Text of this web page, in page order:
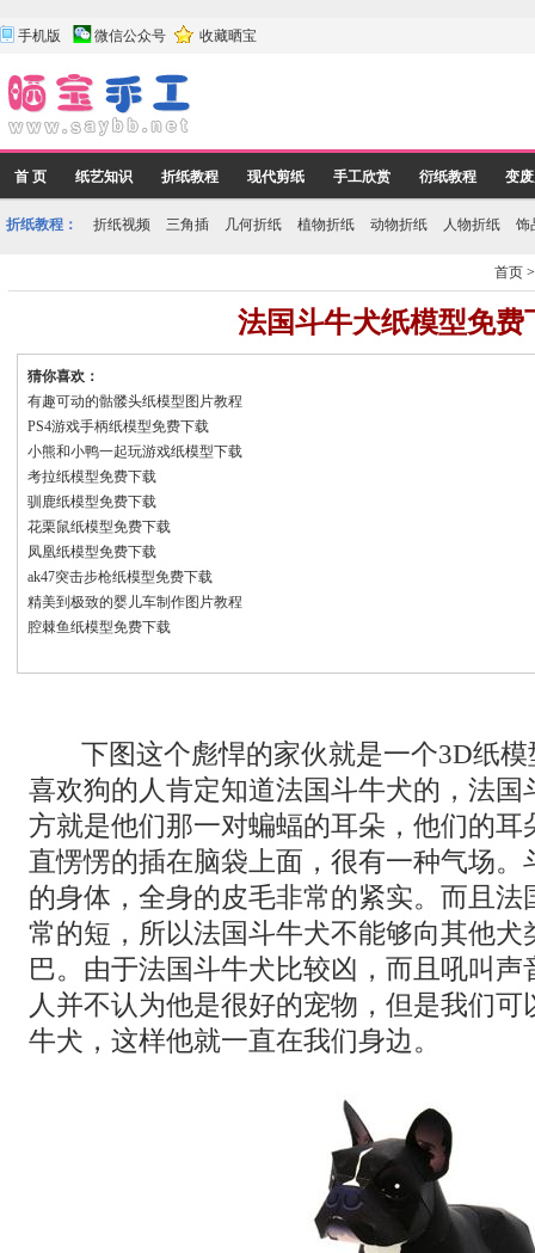
手机版 微信公众号 收藏晒宝
首 页 纸艺知识 折纸教程 现代剪纸 手工欣赏 衍纸教程 变
折纸教程： 折纸视频 三角插 几何折纸 植物折纸 动物折纸 人物折纸 饰
首页
法国斗牛犬纸模型免费
猜你喜欢：
有趣可动的骷髅头纸模型图片教程
PS4游戏手柄纸模型免费下载
小熊和小鸭一起玩游戏纸模型下载
考拉纸模型免费下载
驯鹿纸模型免费下载
花栗鼠纸模型免费下载
凤凰纸模型免费下载
ak47突击步枪纸模型免费下载
精美到极致的婴儿车制作图片教程
腔棘鱼纸模型免费下载
下图这个彪悍的家伙就是一个3D纸模
喜欢狗的人肯定知道法国斗牛犬的，法国
方就是他们那一对蝙蝠的耳朵，他们的耳
直愣愣的插在脑袋上面，很有一种气场。
的身体，全身的皮毛非常的紧实。而且法
常的短，所以法国斗牛犬不能够向其他犬
巴。由于法国斗牛犬比较凶，而且吼叫声
人并不认为他是很好的宠物，但是我们可
牛犬，这样他就一直在我们身边。